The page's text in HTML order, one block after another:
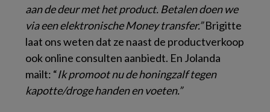
aan de deur met het product. Betalen doen we
via een elektronische Money transfer.”Brigitte
laat ons weten dat ze naast de productverkoop
ook online consulten aanbiedt. En Jolanda
mailt: “Ik promoot nu de honingzalf tegen
kapotte/droge handen en voeten.”